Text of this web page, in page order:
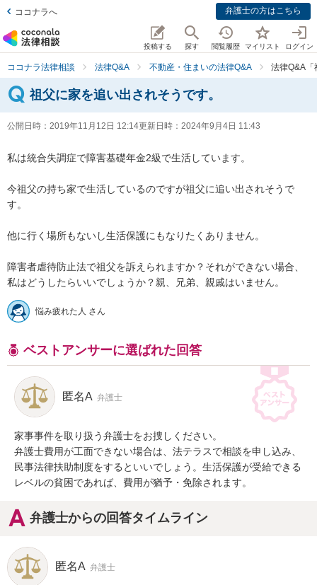
ココナラへ 弁護士の方はこちら
投稿する 探す 閲覧履歴 マイリスト ログイン
ココナラ法律相談 法律Q&A 不動産・住まいの法律Q&A 法律Q&A「
祖父に家を追い出されそうです。
公開日時： 2019年11月12日 12:14更新日時： 2024年9月4日 11:43
私は統合失調症で障害基礎年金2級で生活しています。
今祖父の持ち家で生活しているのですが祖父に追い出されそうで
す。
他に行く場所もないし生活保護にもなりたくありません。
障害者虐待防止法で祖父を訴えられますか？それができない場合、
私はどうしたらいいでしょうか？親、兄弟、親戚はいません。
悩み疲れた人 さん
ベストアンサーに選ばれた回答
匿名A 弁護士
家事事件を取り扱う弁護士をお捜しください。
弁護士費用が工面できない場合は、法テラスで相談を申し込み、
民事法律扶助制度をするといいでしょう。生活保護が受給できる
レベルの貧困であれば、費用が猶予・免除されます。
弁護士からの回答タイムライン
匿名A 弁護士